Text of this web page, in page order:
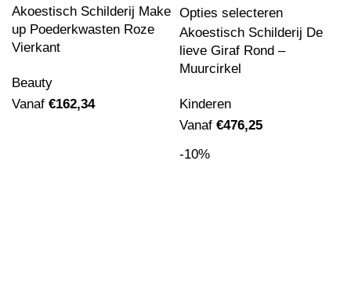
Akoestisch Schilderij Make
up Poederkwasten Roze
Vierkant
Beauty
Vanaf €162,34
Opties selecteren
Akoestisch Schilderij De
lieve Giraf Rond –
Muurcirkel
Kinderen
Vanaf €476,25
-10%